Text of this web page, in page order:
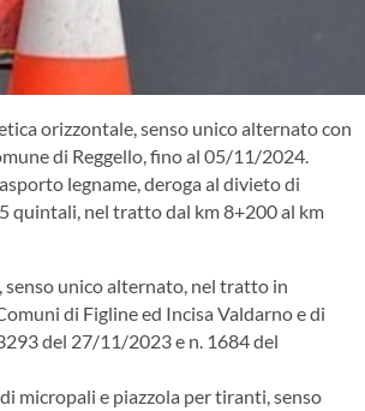
orizzontale, senso unico alternato con
di Reggello, fino al 05/11/2024.
legname, deroga al divieto di
quintali, nel tratto dal km 8+200 al km
unico alternato, nel tratto in
di Figline ed Incisa Valdarno e di
del 27/11/2023 e n. 1684 del
micropali e piazzola per tiranti, senso